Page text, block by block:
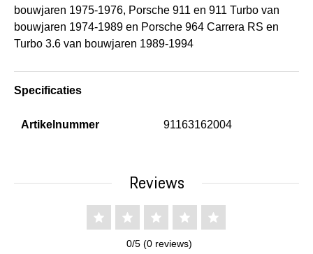
bouwjaren 1975-1976, Porsche 911 en 911 Turbo van
bouwjaren 1974-1989 en Porsche 964 Carrera RS en
Turbo 3.6 van bouwjaren 1989-1994
Specificaties
Artikelnummer 91163162004
Reviews
0/5 (0 reviews)